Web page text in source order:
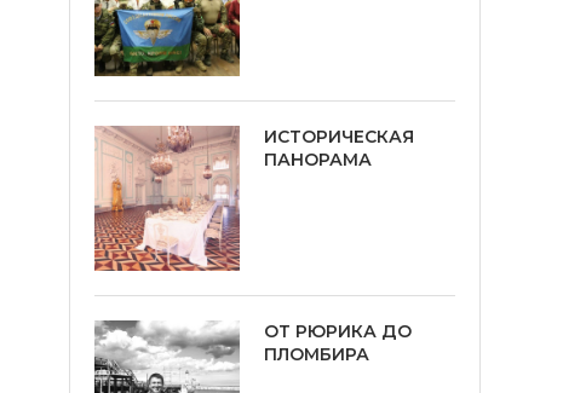
ИСТОРИЧЕСКАЯ
ПАНОРАМА
ОТ РЮРИКА ДО
ПЛОМБИРА